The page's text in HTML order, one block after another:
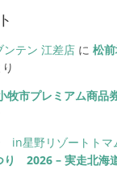
ンテン 江差店に 松
牧市プレミアム商
in星野リゾートト
り 2026 – 実走北海